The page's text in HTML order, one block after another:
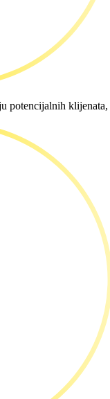
potencijalnih klijenata,